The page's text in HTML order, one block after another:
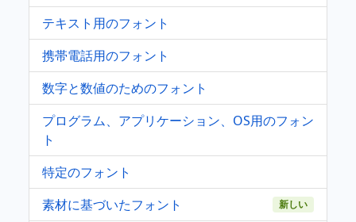
テキスト用のフォント
携帯電話用のフォント
数字と数値のためのフォント
プログラム、アプリケーション、OS用のフォン
ト
特定のフォント
素材に基づいたフォント
新しい